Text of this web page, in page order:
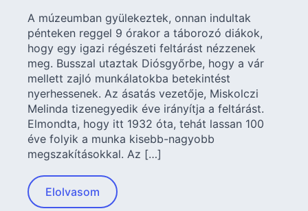
A múzeumban gyülekeztek, onnan indultak
pénteken reggel 9 órakor a táborozó diákok,
hogy egy igazi régészeti feltárást nézzenek
meg. Busszal utaztak Diósgyőrbe, hogy a vár
mellett zajló munkálatokba betekintést
nyerhessenek. Az ásatás vezetője, Miskolczi
Melinda tizenegyedik éve irányítja a feltárást.
Elmondta, hogy itt 1932 óta, tehát lassan 100
éve folyik a munka kisebb-nagyobb
megszakításokkal. Az […]
Elolvasom